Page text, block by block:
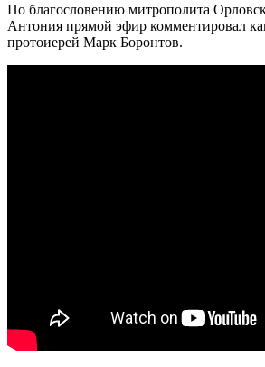
По благословению митрополита
Антония прямой эфир комментировал
протоиерей Марк Боронтов.